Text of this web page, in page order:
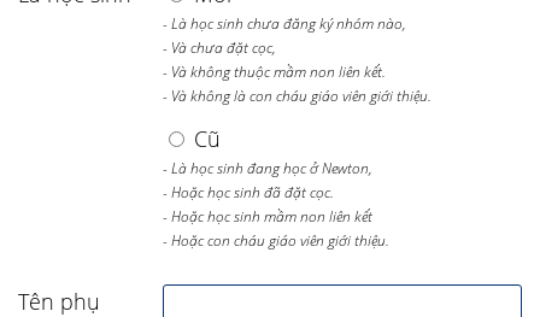
- Là học sinh chưa đăng ký nhóm nào,
- Và chưa đặt cọc,
- Và không thuộc mầm non liên kết.
- Và không là con cháu giáo viên giới thiệu.
Cũ
- Là học sinh đang học ở Newton,
- Hoặc học sinh đã đặt cọc.
- Hoặc học sinh mầm non liên kết
- Hoặc con cháu giáo viên giới thiệu.
Tên phụ